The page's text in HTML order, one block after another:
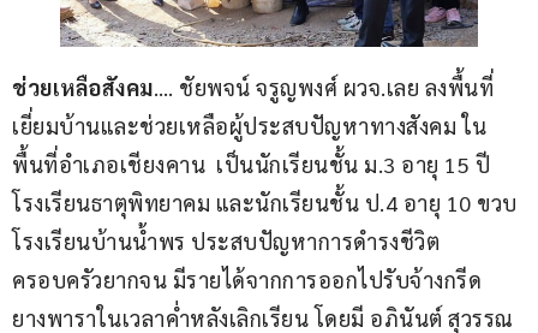
ช่วยเหลือสังคม…. ชัยพจน์ จรูญพงศ์ ผวจ.เลย ลงพื้นที่
เยี่ยมบ้านและช่วยเหลือผู้ประสบปัญหาทางสังคม ใน
พื้นที่อำเภอเชียงคาน  เป็นนักเรียนชั้น ม.3 อายุ 15 ปี
โรงเรียนธาตุพิทยาคม และนักเรียนชั้น ป.4 อายุ 10 ขวบ
โรงเรียนบ้านน้ำพร ประสบปัญหาการดำรงชีวิต
ครอบครัวยากจน มีรายได้จากการออกไปรับจ้างกรีด
ยางพาราในเวลาค่ำหลังเลิกเรียน โดยมี อภินันต์ สุวรรณ